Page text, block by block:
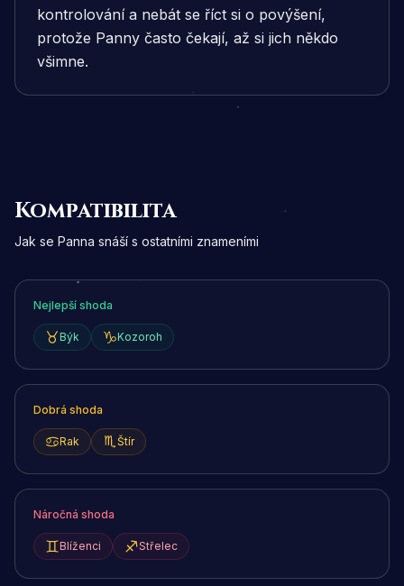
kontrolování a nebát se říct si o povýšení,
protože Panny často čekají, až si jich někdo
všimne.
Kompatibilita
Jak se Panna snáší s ostatními znameními
Nejlepší shoda
Býk Kozoroh
Dobrá shoda
Rak Štír
Náročná shoda
Blíženci Střelec